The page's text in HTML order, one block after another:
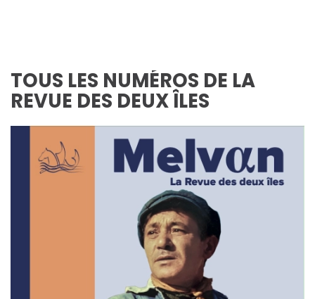
TOUS LES NUMÉROS DE LA
REVUE DES DEUX ÎLES